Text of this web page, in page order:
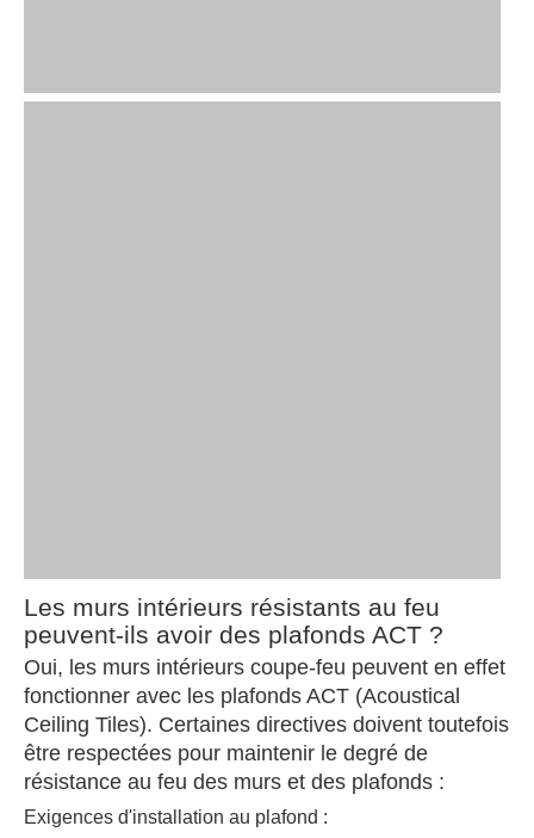
Les murs intérieurs résistants au feu
peuvent-ils avoir des plafonds ACT ?
Oui, les murs intérieurs coupe-feu peuvent en effet
fonctionner avec les plafonds ACT (Acoustical
Ceiling Tiles). Certaines directives doivent toutefois
être respectées pour maintenir le degré de
résistance au feu des murs et des plafonds :
Exigences d'installation au plafond :